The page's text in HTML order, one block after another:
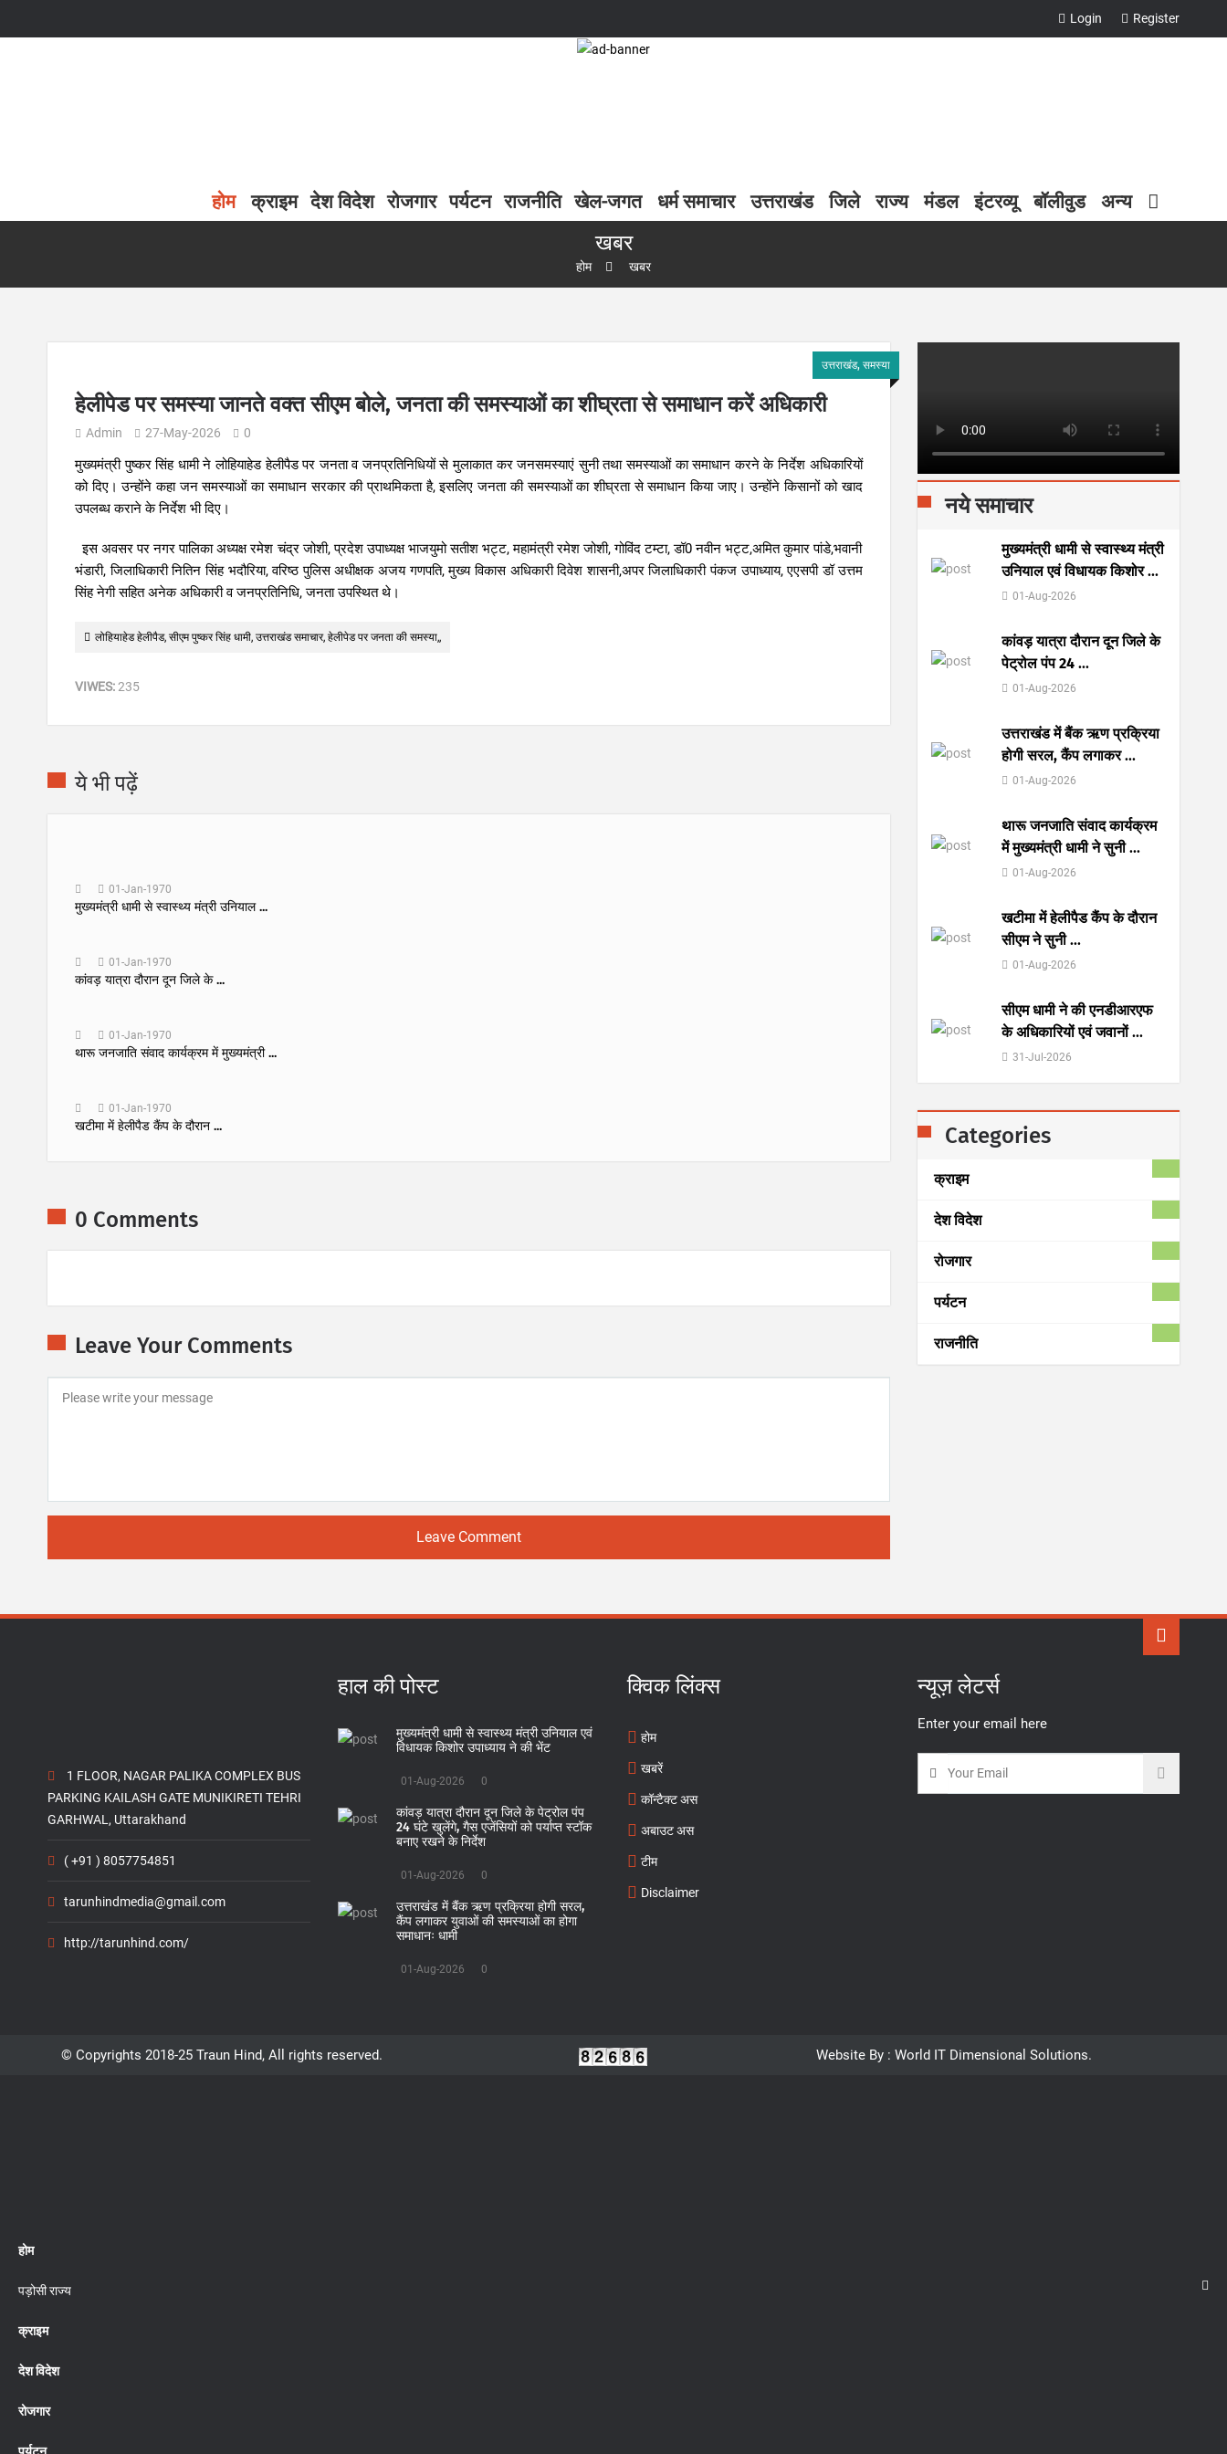
Login Register
होम क्राइम देश विदेश रोजगार पर्यटन राजनीति खेल-जगत धर्म समाचार उत्तराखंड जिले राज्य मंडल इंटरव्यू बॉलीवुड अन्य
खबर
होम खबर
उत्तराखंड, समस्या
हेलीपेड पर समस्या जानते वक्त सीएम बोले, जनता की समस्याओं का शीघ्रता से समाधान करें अधिकारी
Admin 27-May-2026 0
मुख्यमंत्री पुष्कर सिंह धामी ने लोहियाहेड हेलीपैड पर जनता व जनप्रतिनिधियों से मुलाकात कर जनसमस्याएं सुनी तथा समस्याओं का समाधान करने के निर्देश अधिकारियों
को दिए। उन्होंने कहा जन समस्याओं का समाधान सरकार की प्राथमिकता है, इसलिए जनता की समस्याओं का शीघ्रता से समाधान किया जाए। उन्होंने किसानों को खाद
उपलब्ध कराने के निर्देश भी दिए।
इस अवसर पर नगर पालिका अध्यक्ष रमेश चंद्र जोशी, प्रदेश उपाध्यक्ष भाजयुमो सतीश भट्ट, महामंत्री रमेश जोशी, गोविंद टम्टा, डॉ0 नवीन भट्ट,अमित कुमार पांडे,भवानी
भंडारी, जिलाधिकारी नितिन सिंह भदौरिया, वरिष्ठ पुलिस अधीक्षक अजय गणपति, मुख्य विकास अधिकारी दिवेश शासनी,अपर जिलाधिकारी पंकज उपाध्याय, एएसपी डॉ उत्तम
सिंह नेगी सहित अनेक अधिकारी व जनप्रतिनिधि, जनता उपस्थित थे।
लोहियाहेड हेलीपैड, सीएम पुष्कर सिंह धामी, उत्तराखंड समाचार, हेलीपेड पर जनता की समस्या,,
VIWES:235
ये भी पढ़ें
01-Jan-1970
मुख्यमंत्री धामी से स्वास्थ्य मंत्री उनियाल ...
01-Jan-1970
कांवड़ यात्रा दौरान दून जिले के ...
01-Jan-1970
थारू जनजाति संवाद कार्यक्रम में मुख्यमंत्री ...
01-Jan-1970
खटीमा में हेलीपैड कैंप के दौरान ...
0 Comments
Leave Your Comments
Leave Comment
नये समाचार
मुख्यमंत्री धामी से स्वास्थ्य मंत्री
उनियाल एवं विधायक किशोर...
01-Aug-2026
कांवड़ यात्रा दौरान दून जिले के
पेट्रोल पंप 24 ...
01-Aug-2026
उत्तराखंड में बैंक ऋण प्रक्रिया
होगी सरल, कैंप लगाकर...
01-Aug-2026
थारू जनजाति संवाद कार्यक्रम
में मुख्यमंत्री धामी ने सुनी...
01-Aug-2026
खटीमा में हेलीपैड कैंप के दौरान
सीएम ने सुनी...
01-Aug-2026
सीएम धामी ने की एनडीआरएफ
के अधिकारियों एवं जवानों...
31-Jul-2026
Categories
क्राइम
देश विदेश
रोजगार
पर्यटन
राजनीति
1 FLOOR, NAGAR PALIKA COMPLEX BUS
PARKING KAILASH GATE MUNIKIRETI TEHRI
GARHWAL, Uttarakhand
( +91 ) 8057754851
tarunhindmedia@gmail.com
http://tarunhind.com/
हाल की पोस्ट
मुख्यमंत्री धामी से स्वास्थ्य मंत्री उनियाल एवं
विधायक किशोर उपाध्याय ने की भेंट
01-Aug-2026 0
कांवड़ यात्रा दौरान दून जिले के पेट्रोल पंप
24 घंटे खुलेंगे, गैस एजेंसियों को पर्याप्त स्टॉक
बनाए रखने के निर्देश
01-Aug-2026 0
उत्तराखंड में बैंक ऋण प्रक्रिया होगी सरल,
कैंप लगाकर युवाओं की समस्याओं का होगा
समाधानः धामी
01-Aug-2026 0
क्विक लिंक्स
होम
खबरें
कॉन्टैक्ट अस
अबाउट अस
टीम
Disclaimer
न्यूज़ लेटर्स
Enter your email here
© Copyrights 2018-25 Traun Hind, All rights reserved. Website By : World IT Dimensional Solutions.
होम
पड़ोसी राज्य
क्राइम
देश विदेश
रोजगार